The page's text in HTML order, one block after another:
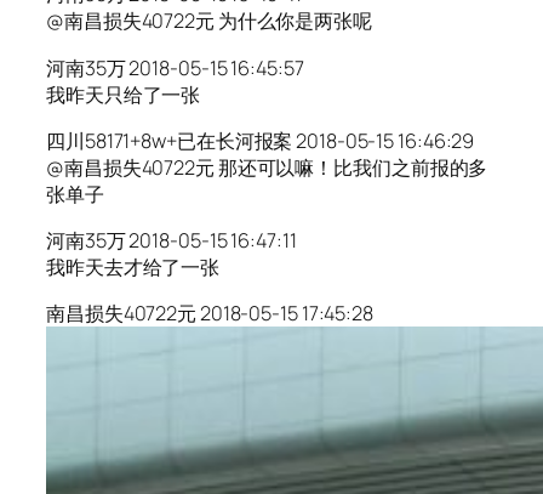
@南昌损失40722元 为什么你是两张呢
河南35万 2018-05-15 16:45:57
我昨天只给了一张
四川58171+8w+已在长河报案 2018-05-15 16:46:29
@南昌损失40722元 那还可以嘛！比我们之前报的多
张单子
河南35万 2018-05-15 16:47:11
我昨天去才给了一张
南昌损失40722元 2018-05-15 17:45:28